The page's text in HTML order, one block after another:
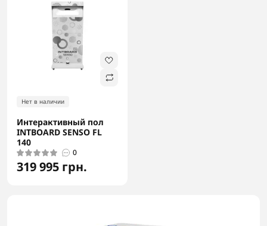
Нет в наличии
Интерактивный пол
INTBOARD SENSO FL
140
0
319 995 грн.